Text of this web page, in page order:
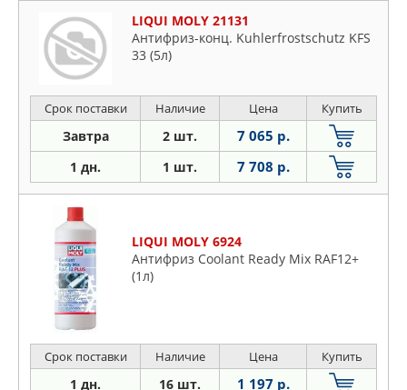
LIQUI MOLY 21131
Антифриз-конц. Kuhlerfrostschutz KFS
33 (5л)
Срок поставки Наличие Цена Купить
Завтра 2 шт. 7 065 р.
1 дн. 1 шт. 7 708 р.
LIQUI MOLY 6924
Антифриз Coolant Ready Mix RAF12+
(1л)
Срок поставки Наличие Цена Купить
1 дн. 16 шт. 1 197 р.